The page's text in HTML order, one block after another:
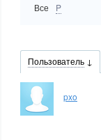
Все P
Пользователь
pxo